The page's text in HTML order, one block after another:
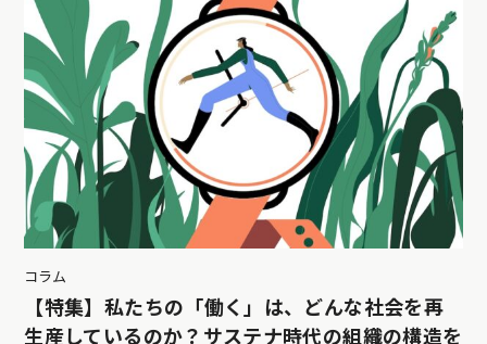
コラム
【特集】私たちの「働く」は、どんな社会を再
生産しているのか？サステナ時代の組織の構造を